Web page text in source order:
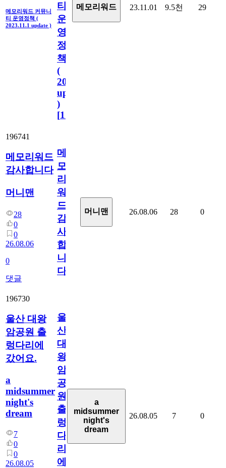
메모리워드 커뮤니
티 운영정책 (
2023.11.1 update )
티
운
영
정
책
(
2023.11.1
update
)
[110
메모리워드 23.11.01 9.5천 29
196741
메모리워드
감사합니다
머니맨
28
0
0
26.08.06
0
댓글
메
모
리
워
드
감
사
합
니
다
머니맨 26.08.06 28 0
196730
울산 대왕
암공원 출
렁다리에
갔어요.
a
midsummer
night's
dream
7
0
0
26.08.05
울
산
대
왕
암
공
원
출
렁
다
리
에
a
midsummer
night's
dream
26.08.05 7 0